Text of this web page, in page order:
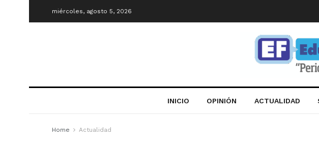
miércoles, agosto 5, 2026
INICIO OPINIÓN ACTUALIDAD
Home Actualidad